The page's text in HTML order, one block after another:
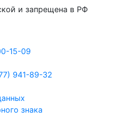
и запрещена в РФ
15-09
941-89-32
знака